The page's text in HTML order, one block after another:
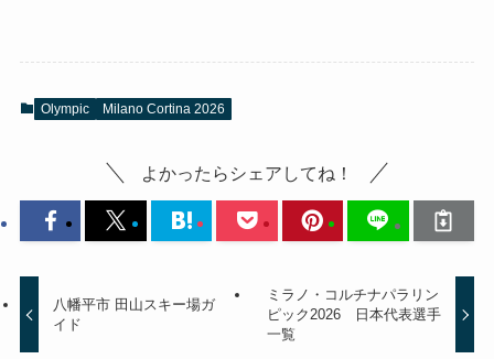
Olympic Milano Cortina 2026
よかったらシェアしてね！
八幡平市 田山スキー場ガ
イド
ミラノ・コルチナパラリン
ピック2026 日本代表選手
一覧